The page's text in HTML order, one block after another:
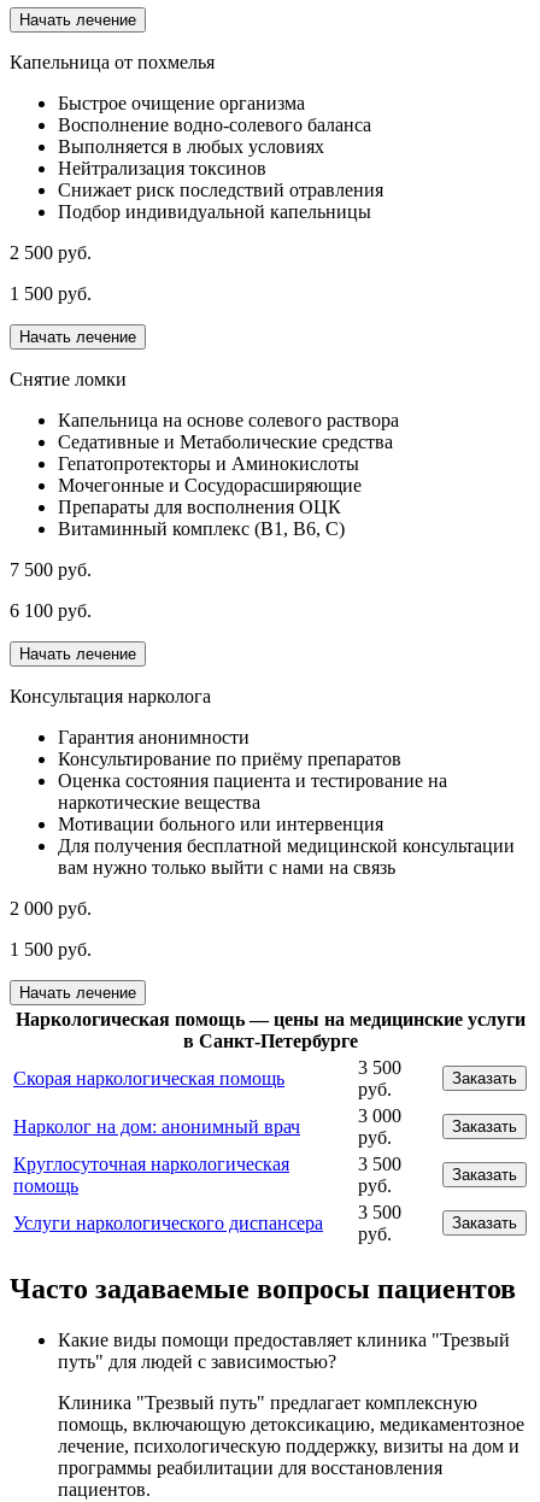
Начать лечение
Капельница от похмелья
Быстрое очищение организма
Восполнение водно-солевого баланса
Выполняется в любых условиях
Нейтрализация токсинов
Снижает риск последствий отравления
Подбор индивидуальной капельницы
2 500 руб.
1 500 руб.
Начать лечение
Снятие ломки
Капельница на основе солевого раствора
Седативные и Метаболические средства
Гепатопротекторы и Аминокислоты
Мочегонные и Сосудорасширяющие
Препараты для восполнения ОЦК
Витаминный комплекс (В1, В6, С)
7 500 руб.
6 100 руб.
Начать лечение
Консультация нарколога
Гарантия анонимности
Консультирование по приёму препаратов
Оценка состояния пациента и тестирование на
наркотические вещества
Мотивации больного или интервенция
Для получения бесплатной медицинской консультации
вам нужно только выйти с нами на связь
2 000 руб.
1 500 руб.
Начать лечение
Наркологическая помощь — цены на медицинские услуги
в Санкт-Петербурге
Скорая наркологическая помощь
3 500
руб.
Заказать
Нарколог на дом: анонимный врач
3 000
руб.
Заказать
Круглосуточная наркологическая
помощь
3 500
руб.
Заказать
Услуги наркологического диспансера
3 500
руб.
Заказать
Часто задаваемые вопросы пациентов
Какие виды помощи предоставляет клиника "Трезвый
путь" для людей с зависимостью?
Клиника "Трезвый путь" предлагает комплексную
помощь, включающую детоксикацию, медикаментозное
лечение, психологическую поддержку, визиты на дом и
программы реабилитации для восстановления
пациентов.